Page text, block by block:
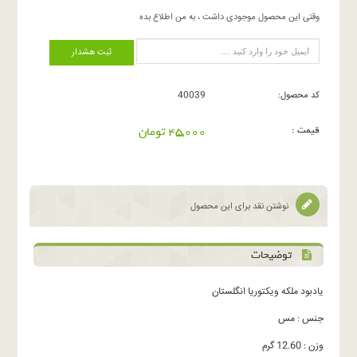
وقتی این محصول موجودی داشت ، به من اطلاع بده
ثبت هشدار
کد محصول: 40039
قیمت : 45,000 تومان
نوشتن نقد برای این محصول
توضیحات
یادبود ملکه ویکتوریا انگلستان
جنس : مس
وزن : 12.60 گرم